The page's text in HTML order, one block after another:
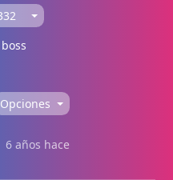
Opciones
6 años hace